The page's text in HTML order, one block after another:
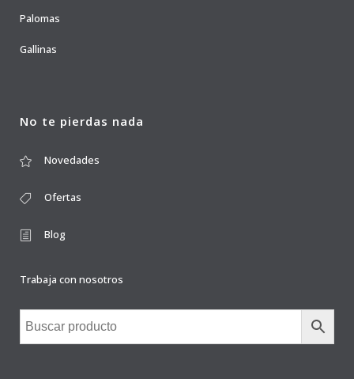
Palomas
Gallinas
No te pierdas nada
Novedades
Ofertas
Blog
Trabaja con nosotros